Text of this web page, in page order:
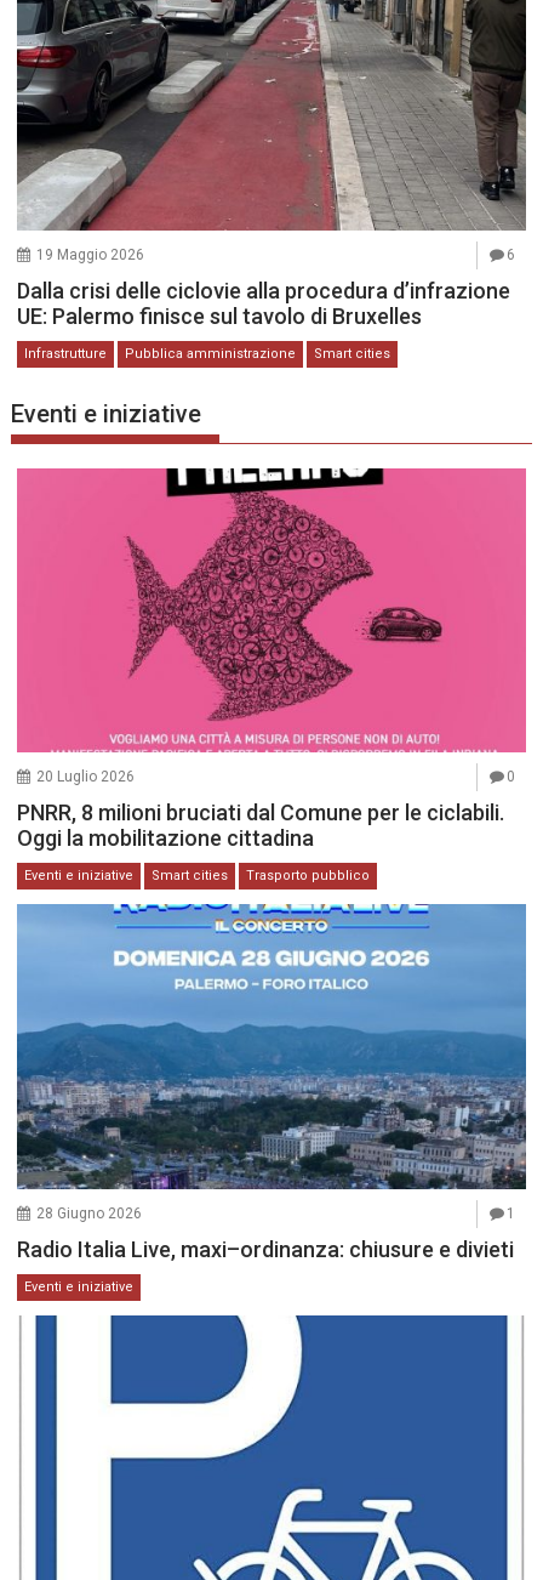
19 Maggio 2026 6
Dalla crisi delle ciclovie alla procedura d’infrazione
UE: Palermo finisce sul tavolo di Bruxelles
Infrastrutture Pubblica amministrazione Smart cities
Eventi e iniziative
20 Luglio 2026 0
PNRR, 8 milioni bruciati dal Comune per le ciclabili.
Oggi la mobilitazione cittadina
Eventi e iniziative Smart cities Trasporto pubblico
28 Giugno 2026 1
Radio Italia Live, maxi–ordinanza: chiusure e divieti
Eventi e iniziative